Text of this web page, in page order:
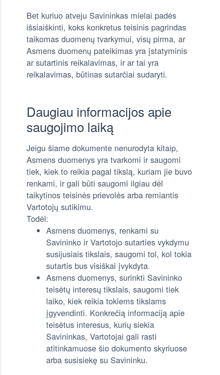
Bet kuriuo atveju Savininkas mielai padės
išsiaiškinti, koks konkretus teisinis pagrindas
taikomas duomenų tvarkymui, visų pirma, ar
Asmens duomenų pateikimas yra įstatyminis
ar sutartinis reikalavimas, ir ar tai yra
reikalavimas, būtinas sutarčiai sudaryti.
Daugiau informacijos apie
saugojimo laiką
Jeigu šiame dokumente nenurodyta kitaip,
Asmens duomenys yra tvarkomi ir saugomi
tiek, kiek to reikia pagal tikslą, kuriam jie buvo
renkami, ir gali būti saugomi ilgiau dėl
taikytinos teisinės prievolės arba remiantis
Vartotojų sutikimu.
Todėl:
Asmens duomenys, renkami su
Savininko ir Vartotojo sutarties vykdymu
susijusiais tikslais, saugomi tol, kol tokia
sutartis bus visiškai įvykdyta.
Asmens duomenys, surinkti Savininko
teisėtų interesų tikslais, saugomi tiek
laiko, kiek reikia tokiems tikslams
įgyvendinti. Konkrečią informaciją apie
teisėtus interesus, kurių siekia
Savininkas, Vartotojai gali rasti
atitinkamuose šio dokumento skyriuose
arba susisiekę su Savininku.